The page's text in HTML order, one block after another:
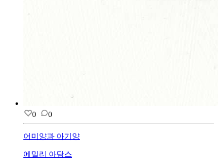
0 0
어미양과 아기양
에밀리 아담스